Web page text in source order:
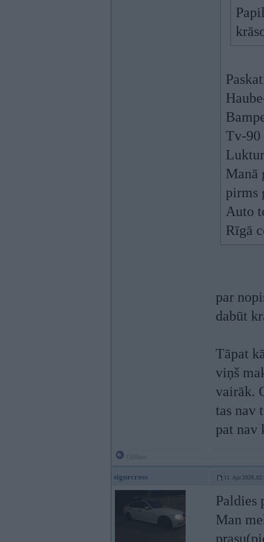
Tv-90
Manā
pirms
Auto
Rīgā
par
dabūt
Tāpat
viņš
vairāk.
tas nav
pat nav
sigurcross 11. Apr 2020,
Paldies
Man